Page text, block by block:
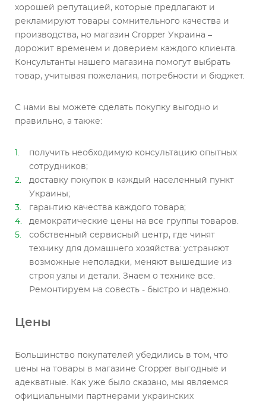
хорошей репутацией, которые предлагают и
рекламируют товары сомнительного качества и
производства, но магазин Cropper Украина –
дорожит временем и доверием каждого клиента.
Консультанты нашего магазина помогут выбрать
товар, учитывая пожелания, потребности и бюджет.
С нами вы можете сделать покупку выгодно и
правильно, а также:
получить необходимую консультацию опытных
сотрудников;
доставку покупок в каждый населенный пункт
Украины;
гарантию качества каждого товара;
демократические цены на все группы товаров.
собственный сервисный центр, где чинят
технику для домашнего хозяйства: устраняют
возможные неполадки, меняют вышедшие из
строя узлы и детали. Знаем о технике все.
Ремонтируем на совесть - быстро и надежно.
Цены
Большинство покупателей убедились в том, что
цены на товары в магазине Cropper выгодные и
адекватные. Как уже было сказано, мы являемся
официальными партнерами украинских